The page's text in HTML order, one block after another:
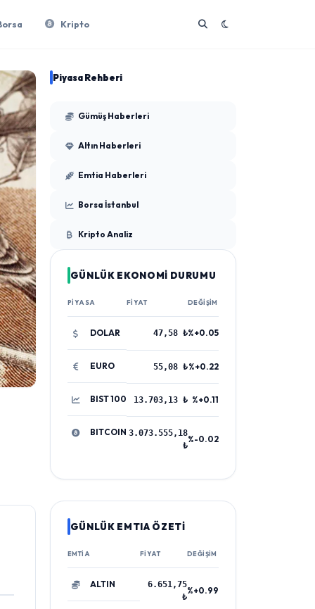
Kripto
Piyasa Rehberi
Gümüş Haberleri
Altın Haberleri
Emtia Haberleri
Borsa İstanbul
Kripto Analiz
GÜNLÜK EKONOMİ DURUMU
PIYASA FIYAT DEĞIŞIM
DOLAR 47,58 ₺%+0.05
EURO 55,08 ₺%+0.22
BIST 100 13.703,13 ₺ %+0.11
BITCOIN 3.073.555,18
₺
%-0.02
GÜNLÜK EMTIA ÖZETİ
EMTIA FIYAT DEĞIŞIM
ALTIN
6.651,75
₺
%+0.99